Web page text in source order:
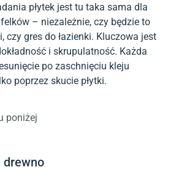
płytek jest tu taka sama dla
– niezależnie, czy będzie to
czy gres do łazienki. Kluczowa jest
i skrupulatność. Każda
po zaschnięciu kleju
poprzez skucie płytki.
poniżej
drewno